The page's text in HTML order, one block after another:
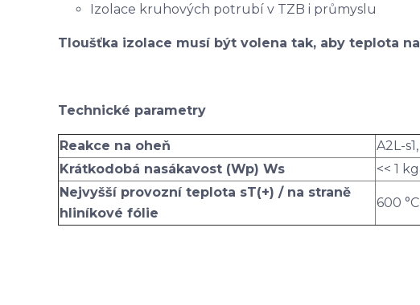
Izolace kruhových potrubí v TZB i průmyslu
Tloušťka izolace musí být volena tak, aby teplota
Technické parametry
Reakce na oheň
A2L-
Krátkodobá nasákavost (Wp) Ws
<< 1
Nejvyšší provozní teplota sT(+) / na straně
hliníkové fólie
600